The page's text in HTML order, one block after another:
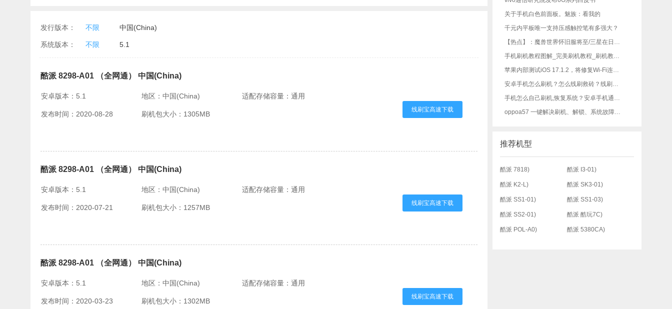
发行版本： 不限 中国(China)
系统版本： 不限 5.1
酷派 8298-A01 （全网通） 中国(China)
安卓版本：5.1
发布时间：2020-08-28
地区：中国(China)
刷机包大小：1305MB
适配存储容量：通用
线刷宝高速下载
酷派 8298-A01 （全网通） 中国(China)
安卓版本：5.1
发布时间：2020-07-21
地区：中国(China)
刷机包大小：1257MB
适配存储容量：通用
线刷宝高速下载
酷派 8298-A01 （全网通） 中国(China)
安卓版本：5.1
发布时间：2020-03-23
地区：中国(China)
刷机包大小：1302MB
适配存储容量：通用
线刷宝高速下载
关于手机白色前面板。魅族：看我的
千元内平板唯一支持压感触控笔有多强大？
【热点】：魔兽世界怀旧服将至/三星在日本手机市场创新高
手机刷机教程图解_完美刷机教程_刷机教程视频_手机线刷教程_安卓通用刷机教程
苹果内部测试iOS 17.1.2，将修复Wi-Fi连接等问题-iOS修复大师资讯
安卓手机怎么刷机？怎么线刷救砖？线刷宝一键刷机工具教程
手机怎么自己刷机,恢复系统？安卓手机通用刷机教程，刷机必看！
oppoa57 一键解决刷机、解锁、系统故障各种问题完整教程
推荐机型
酷派 7818) 酷派 I3-01)
酷派 K2-L) 酷派 SK3-01)
酷派 SS1-01) 酷派 SS1-03)
酷派 SS2-01) 酷派 酷玩7C)
酷派 POL-A0) 酷派 5380CA)